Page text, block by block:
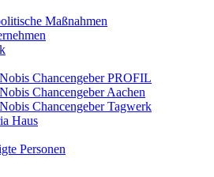
Maßnahmen
Chancengeber PROFIL
Chancengeber Aachen
Chancengeber Tagwerk
Haus
Personen